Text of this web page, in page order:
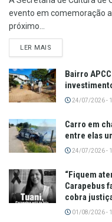
evento em comemoração
próximo...
LER MAIS
Bairro
24/07/2026 -
Carro em
entre elas
24/07/2026 -
“Fiquem
Carapebus
cobra
01/08/2026 -